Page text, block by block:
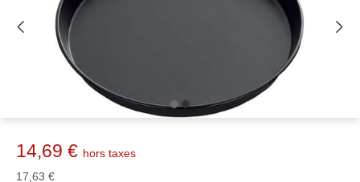
14,69 € hors taxes
17,63 €